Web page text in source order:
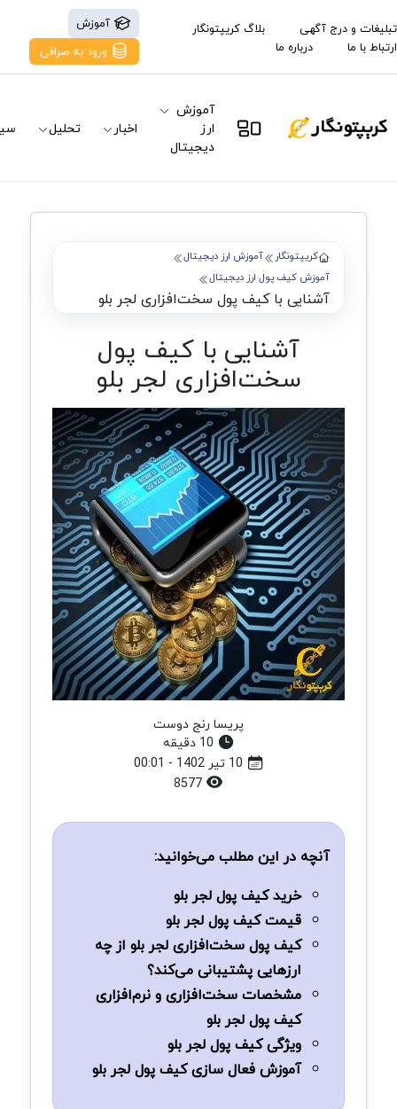
تبلیغات و درج آگهی
بلاگ کریپتونگار
ارتباط با ما
درباره ما
آموزش
ورود به صرافی
آموزش
ارز
دیجیتال
اخبار تحلیل
کریپتونگار
آموزش ارز دیجیتال
آموزش کیف پول ارز دیجیتال
آشنایی با کیف پول سخت‌افزاری لجر بلو
آشنایی با کیف پول
سخت‌افزاری لجر بلو
پریسا رنج دوست
آنچه در این مطلب می‌خوانید:
خرید کیف پول لجر بلو
قیمت کیف پول لجر بلو
کیف پول سخت‌افزاری لجر بلو از چه
ارزهایی پشتیبانی می‌کند؟
مشخصات سخت‌افزاری و نرم‌افزاری
کیف پول لجر بلو
ویژگی کیف پول لجر بلو
آموزش فعال سازی کیف پول لجر بلو